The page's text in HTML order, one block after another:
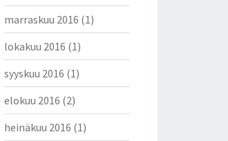
marraskuu 2016 (1)
lokakuu 2016 (1)
syyskuu 2016 (1)
elokuu 2016 (2)
heinäkuu 2016 (1)